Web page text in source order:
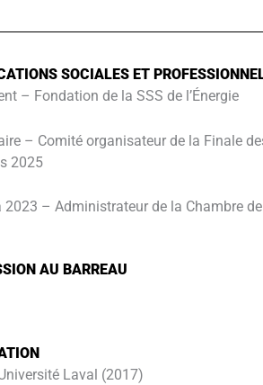
SOCIALES ET
– Fondation de la SSS de l’Énergie
– Comité organisateur de la Finale
2025
2023 – Administrateur de la Chambre
AU BARREAU
Laval (2017)